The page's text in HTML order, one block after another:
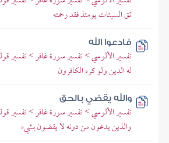
تق السيئات يومئذ فقد رحمته
فادعوا الله
تفسير الألوسي > تفسير سورة غافر > تفسير
له الدين ولو كره الكافرون
والله يقضي بالحق
تفسير الألوسي > تفسير سورة غافر > تفسير
والذين يدعون من دونه لا يقضون بشيء